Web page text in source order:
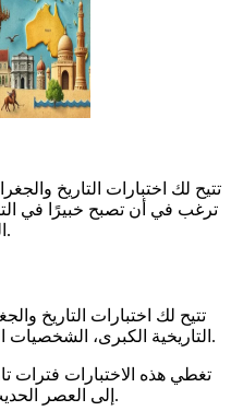
تتيح لك اختبارات التاريخ
ترغب في أن تصبح خبيرًا في
الثقافة العامة لدينا وحسن معرفتك.
تتيح لك اختبارات التاريخ
التاريخية الكبرى، الشخصيات البارزة والأماكن الرمزية في العالم.
تغطي هذه الاختبارات فترات
إلى العصر الحديث، مما يوفر لك رؤية شاملة زمنية.